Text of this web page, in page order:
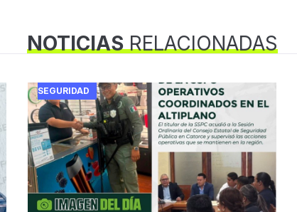
NOTICIASRELACIONADAS
SEGURIDAD